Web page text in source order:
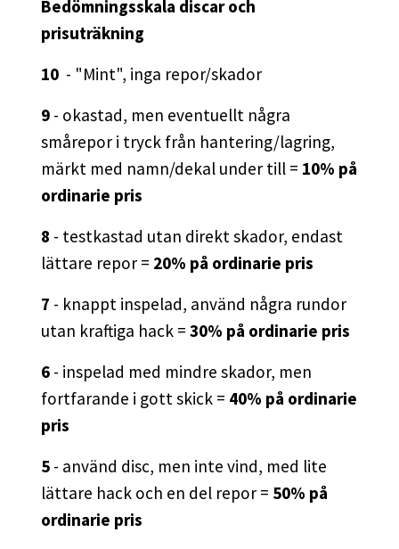
Bedömningsskala discar och
prisuträkning
10 - "Mint", inga repor/skador
9 - okastad, men eventuellt några
smårepor i tryck från hantering/lagring,
märkt med namn/dekal under till = 10% på
ordinarie pris
8 - testkastad utan direkt skador, endast
lättare repor = 20% på ordinarie pris
7 - knappt inspelad, använd några rundor
utan kraftiga hack = 30% på ordinarie pris
6 - inspelad med mindre skador, men
fortfarande i gott skick = 40% på ordinarie
pris
5 - använd disc, men inte vind, med lite
lättare hack och en del repor = 50% på
ordinarie pris